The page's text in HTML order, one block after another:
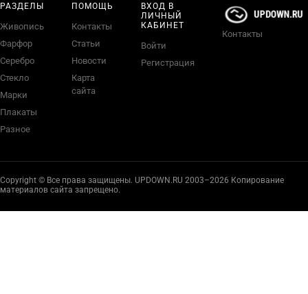
РАЗДЕЛЫ
Живопись
Фарфор
Серебро
Стекло
Марки
Плакаты
Разное
ПОМОЩЬ
Контакты
Статьи
Новости
Карта
сайта
ВХОД В
ЛИЧНЫЙ
КАБИНЕТ
Войти
Регистрация
Контакты
Copyright © Все права защищены. UPDOWN.RU 2003–2026 Копирование
материалов сайта запрещено.